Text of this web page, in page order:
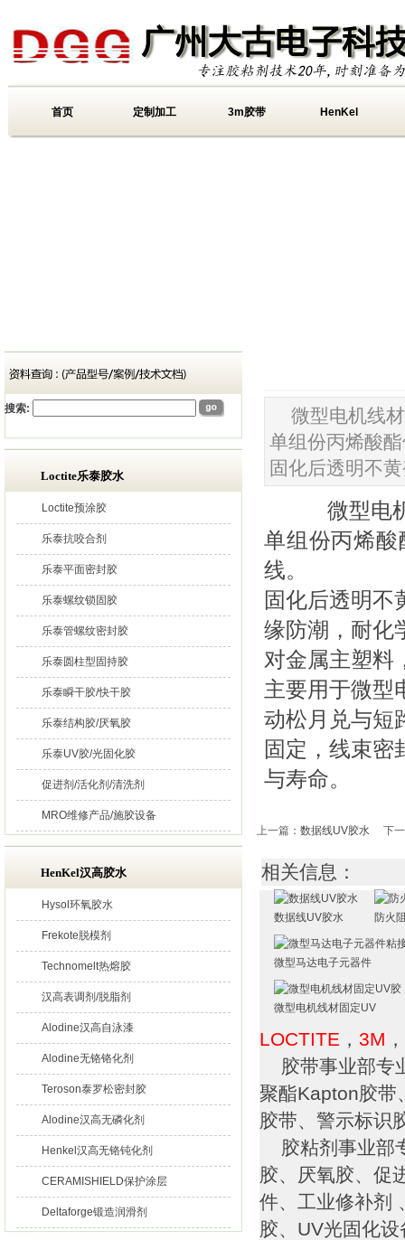
首页 定制加工 3m胶带 HenKel
搜索:
Loctite乐泰胶水
Loctite预涂胶
乐泰抗咬合剂
乐泰平面密封胶
乐泰螺纹锁固胶
乐泰管螺纹密封胶
乐泰圆柱型固持胶
乐泰瞬干胶/快干胶
乐泰结构胶/厌氧胶
乐泰UV胶/光固化胶
促进剂/活化剂/清洗剂
MRO维修产品/施胶设备
HenKel汉高胶水
Hysol环氧胶水
Frekote脱模剂
Technomelt热熔胶
汉高表调剂/脱脂剂
Alodine汉高自泳漆
Alodine无铬铬化剂
Teroson泰罗松密封胶
Alodine汉高无磷化剂
Henkel汉高无铬钝化剂
CERAMISHIELD保护涂层
Deltaforge锻造润滑剂
微型电机线
单组份丙烯酸
固化后透明不
微型电机
单组份丙烯
线。
固化后透明不
缘防潮，耐化
对金属主塑料
主要用于微型
动松月兑与短
固定，线束密
与寿命。
上一篇 ： 数据线UV胶水 下
相关信息：
数据线UV胶水 防火
微型马达电子元器件
微型电机线材固定UV
LOCTITE ， 3M ，
胶带事业部专
聚酯Kapton胶带
胶带、警示标识
胶粘剂事业部
胶、厌氧胶、促
件、工业修补剂
胶、UV光固化